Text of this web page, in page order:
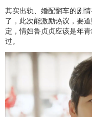
其实出轨、婚配翻车的剧
了，此次能激励热议，要
定，情妇鲁贞贞应该是年
过。